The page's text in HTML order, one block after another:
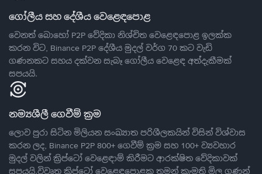
ගෝලීය සහ දේශීය වෙළෙඳපොළ
වෙනත් බොහෝ P2P වේදිකා නිශ්චිත වෙළෙඳපොළ ඉලක්ක
කරන විට, Binance P2P දේශීය මුදල් වර්ග 70 කට වැඩි
ගණනකට සහය දක්වන සැබෑ ගෝලීය වෙළෙඳ අත්දැකීමක්
සපයයි.
නම්‍යශීලී ගෙවීම් ක්‍රම
ලොව පුරා සිටින මිලියන සංඛ්‍යාත පරිශීලකයින් විසින් විශ්වාස
කරන ලද, Binance P2P 800+ ගෙවීම් ක්‍රම සහ 100+ ව්‍යවහාර
මුදල් වලින් ක්‍රිප්ටෝ වෙළෙඳාම් කිරීමට ආරක්ෂිත වේදිකාවක්
සපයයි.විවෘත ක්‍රිප්ටෝ වෙළෙඳපොළක තමන් කැමති මිල ගණන්